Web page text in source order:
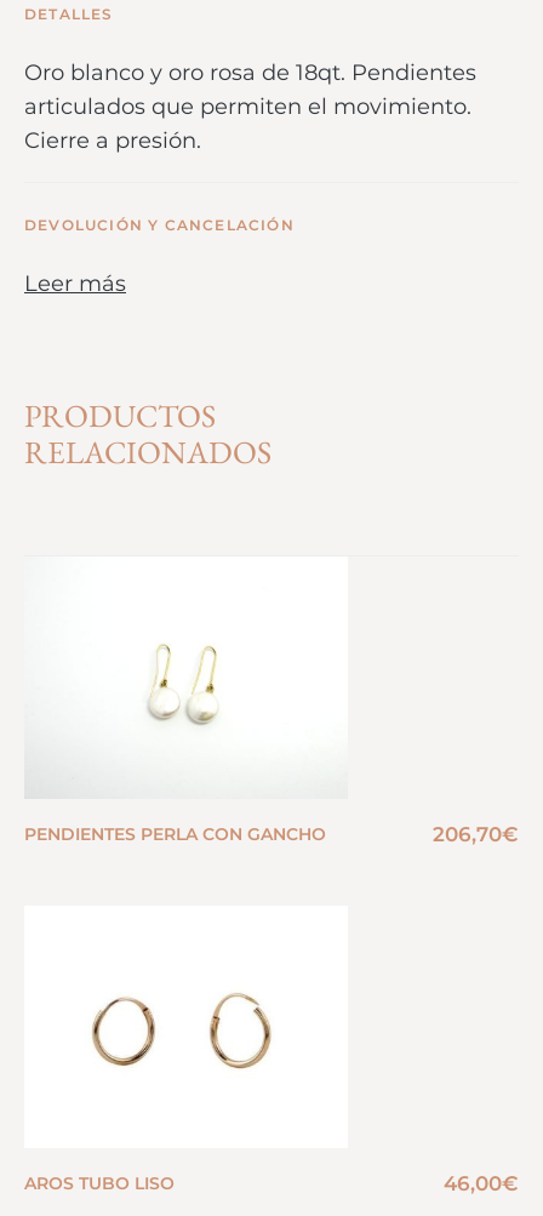
DETALLES
Oro blanco y oro rosa de 18qt. Pendientes
articulados que permiten el movimiento.
Cierre a presión.
DEVOLUCIÓN Y CANCELACIÓN
Leer más
PRODUCTOS
RELACIONADOS
PENDIENTES PERLA CON GANCHO 206,70€
AROS TUBO LISO 46,00€